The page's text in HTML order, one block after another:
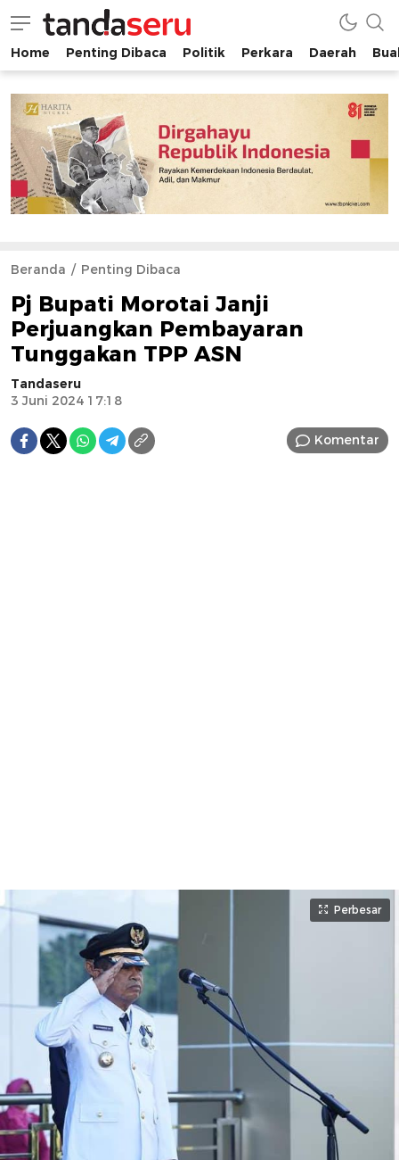
tandaseru.com | Penting Dibaca
tandaseru.com
Home Penting Dibaca Politik Perkara Daerah
Beranda Penting Dibaca
Pj Bupati Morotai Janji
Perjuangkan Pembayaran
Tunggakan TPP ASN
Tandaseru
3 Juni 2024 17:18
Komentar
Perbesar